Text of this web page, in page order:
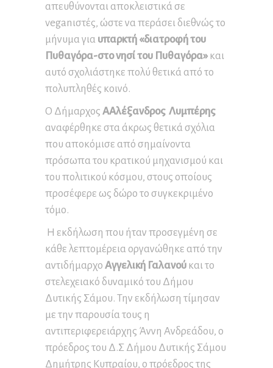
απευθύνονται αποκλειστικά σε
veganιστές, ώστε να περάσει διεθνώς το
μήνυμα για υπαρκτή «διατροφή του
Πυθαγόρα-στο νησί του Πυθαγόρα» και
αυτό σχολιάστηκε πολύ θετικά από το
πολυπληθές κοινό.
Ο Δήμαρχος AΑλέξανδρος Λυμπέρης
αναφέρθηκε στα άκρως θετικά σχόλια
που αποκόμισε από σημαίνοντα
πρόσωπα του κρατικού μηχανισμού και
του πολιτικού κόσμου, στους οποίους
προσέφερε ως δώρο το συγκεκριμένο
τόμο.
Η εκδήλωση που ήταν προσεγμένη σε
κάθε λεπτομέρεια οργανώθηκε από την
αντιδήμαρχο Αγγελική Γαλανού και το
στελεχειακό δυναμικό του Δήμου
Δυτικής Σάμου. Την εκδήλωση τίμησαν
με την παρουσία τους η
αντιπεριφερειάρχης Άννη Ανδρεάδου, ο
πρόεδρος του Δ.Σ Δήμου Δυτικής Σάμου
Δημήτρης Κυπραίου, ο πρόεδρος της